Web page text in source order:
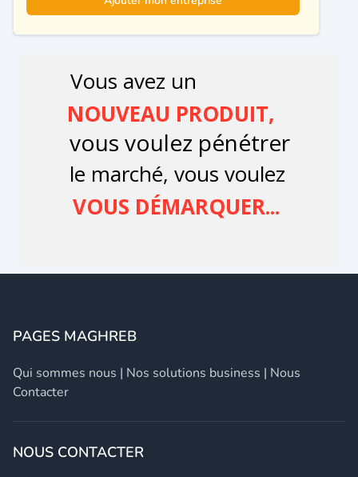
PAGES MAGHREB
Qui sommes nous | Nos solutions business | Nous
Contacter
NOUS CONTACTER